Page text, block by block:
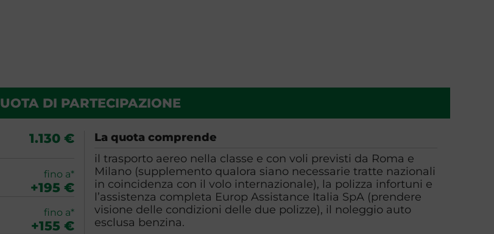
DI PARTECIPAZIONE
1.130 €
fino a*
+195 €
fino a*
+155 €
La quota comprende
il trasporto aereo nella classe e con voli previsti da Roma e
Milano (supplemento qualora siano necessarie tratte nazionali
in coincidenza con il volo internazionale), la polizza infortuni e
l’assistenza completa Europ Assistance Italia SpA (prendere
visione delle condizioni delle due polizze), il noleggio auto
esclusa benzina.